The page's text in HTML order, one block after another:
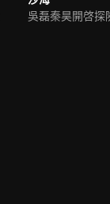
吳磊秦昊開啓探